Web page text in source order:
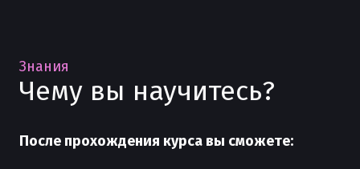
Знания
Чему вы научитесь?
После прохождения курса вы сможете: